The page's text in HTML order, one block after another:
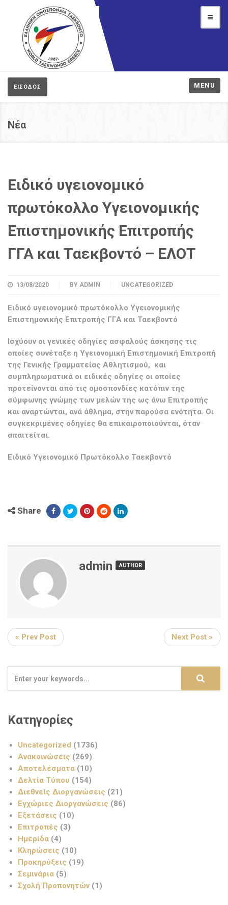
ΕΙΣΟΔΟΣ MENU
Νέα
Ειδικό υγειονομικό
πρωτόκολλο Υγειονομικής
Επιστημονικής Επιτροπής
ΓΓΑ και Ταεκβοντό – ΕΛΟΤ
13/08/2020 BY ADMIN UNCATEGORIZED
Ειδικό υγειονομικό πρωτόκολλο Υγειονομικής
Επιστημονικής Επιτροπής ΓΓΑ και Ταεκβοντό
Ισχύουν οι γενικές οδηγίες ασφαλούς άσκησης τις
οποίες συνέταξε η Υγειονομική Επιστημονική Επιτροπή
της Γενικής Γραμματείας Αθλητισμού, και
συμπληρωματικά οι ειδικές οδηγίες οι οποίες
προτείνονται από τις ομοσπονδίες κατόπιν της
σύμφωνης γνώμης των μελών της ως άνω Επιτροπής
και αναρτώνται, ανά άθλημα, στην παρούσα ενότητα. Οι
συγκεκριμένες οδηγίες θα επικαιροποιούνται, όταν
απαιτείται.
Ειδικό Υγειονομικό Πρωτόκολλο Ταεκβοντό
Share
admin AUTHOR
« Prev Post Next Post »
Κατηγορίες
Uncategorized (1736)
Ανακοινώσεις (269)
Αποτελέσματα (10)
Δελτία Τύπου (154)
Διεθνείς Διοργανώσεις (21)
Εγχώριες Διοργανώσεις (86)
Εξετάσεις (10)
Επιτροπές (3)
Ημερίδα (4)
Κληρώσεις (10)
Προκηρύξεις (19)
Σεμινάρια (5)
Σχολή Προπονητών (1)